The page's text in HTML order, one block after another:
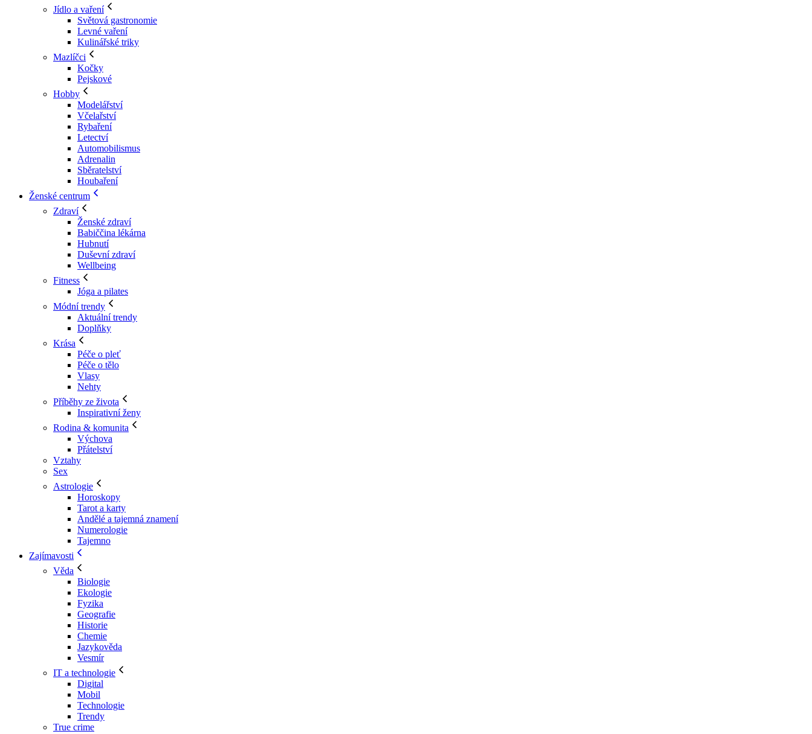
Jídlo a vaření
Světová gastronomie
Levné vaření
Kulinářské triky
Mazlíčci
Kočky
Pejskové
Hobby
Modelářství
Včelařství
Rybaření
Letectví
Automobilismus
Adrenalin
Sběratelství
Houbaření
Ženské centrum
Zdraví
Ženské zdraví
Babiččina lékárna
Hubnutí
Duševní zdraví
Wellbeing
Fitness
Jóga a pilates
Módní trendy
Aktuální trendy
Doplňky
Krása
Péče o pleť
Péče o tělo
Vlasy
Nehty
Příběhy ze života
Inspirativní ženy
Rodina & komunita
Výchova
Přátelství
Vztahy
Sex
Astrologie
Horoskopy
Tarot a karty
Andělé a tajemná znamení
Numerologie
Tajemno
Zajímavosti
Věda
Biologie
Ekologie
Fyzika
Geografie
Historie
Chemie
Jazykověda
Vesmír
IT a technologie
Digital
Mobil
Technologie
Trendy
True crime